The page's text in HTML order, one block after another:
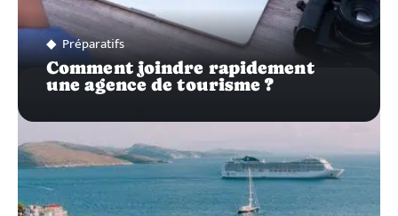
Préparatifs
Comment joindre rapidement
une agence de tourisme ?